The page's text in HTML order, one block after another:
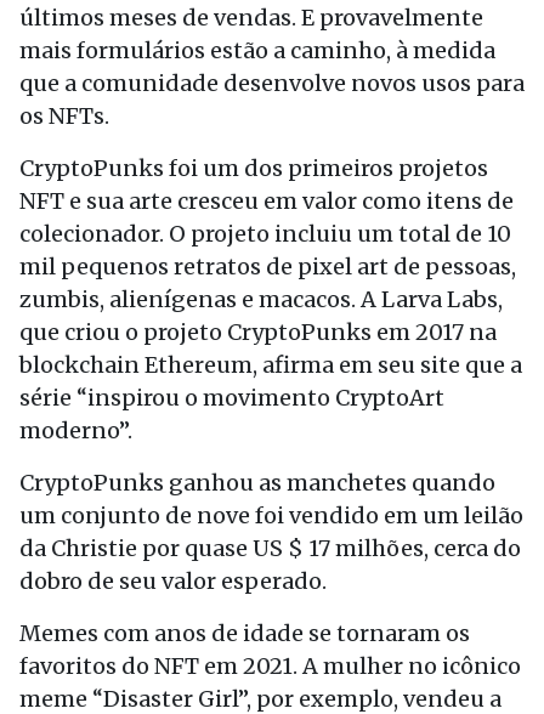
últimos meses de vendas. E provavelmente
mais formulários estão a caminho, à medida
que a comunidade desenvolve novos usos para
os NFTs.
CryptoPunks foi um dos primeiros projetos
NFT e sua arte cresceu em valor como itens de
colecionador. O projeto incluiu um total de 10
mil pequenos retratos de pixel art de pessoas,
zumbis, alienígenas e macacos. A Larva Labs,
que criou o projeto CryptoPunks em 2017 na
blockchain Ethereum, afirma em seu site que a
série “inspirou o movimento CryptoArt
moderno”.
CryptoPunks ganhou as manchetes quando
um conjunto de nove foi vendido em um leilão
da Christie por quase US $ 17 milhões, cerca do
dobro de seu valor esperado.
Memes com anos de idade se tornaram os
favoritos do NFT em 2021. A mulher no icônico
meme “Disaster Girl”, por exemplo, vendeu a